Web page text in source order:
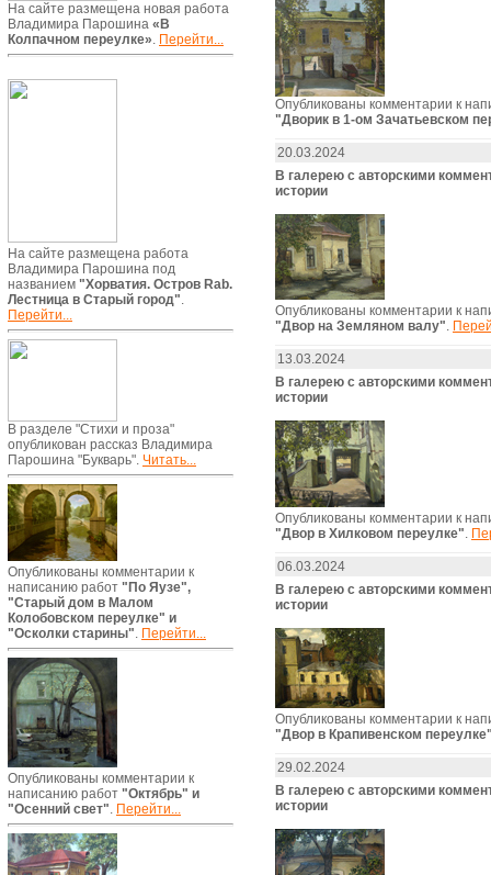
На сайте размещена новая работа
Владимира Парошина «В
Колпачном переулке». Перейти...
На сайте размещена работа
Владимира Парошина под
названием "Хорватия. Остров Rab.
Лестница в Старый город".
Перейти...
В разделе "Стихи и проза"
опубликован рассказ Владимира
Парошина "Букварь". Читать...
Опубликованы комментарии к
написанию работ "По Яузе",
"Старый дом в Малом
Колобовском переулке" и
"Осколки старины". Перейти...
Опубликованы комментарии к
написанию работ "Октябрь" и
"Осенний свет". Перейти...
Опубликованы комментарии к
"Дворик в 1-ом Зачатьевском
20.03.2024
В галерею с авторскими
истории
Опубликованы комментарии к
"Двор на Земляном валу"
13.03.2024
В галерею с авторскими
истории
Опубликованы комментарии к
"Двор в Хилковом переулке"
06.03.2024
В галерею с авторскими
истории
Опубликованы комментарии к
"Двор в Крапивенском
29.02.2024
В галерею с авторскими
истории